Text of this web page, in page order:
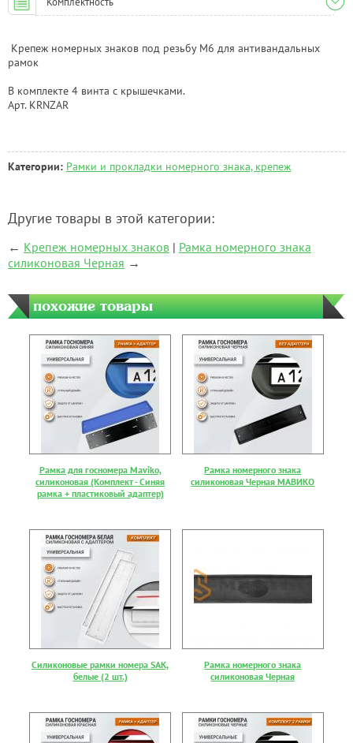
Крепеж номерных знаков под резьбу М6 для антивандальных
рамок
В комплекте 4 винта с крышечками.
Арт. KRNZAR
Категории: Рамки и прокладки номерного знака, крепеж
Другие товары в этой категории:
← Крепеж номерных знаков | Рамка номерного знака
силиконовая Черная →
похожие товары
Рамка для госномера Maviko,
силиконовая (Комплект - Синяя
рамка + пластиковый адаптер)
Рамка номерного знака
силиконовая Черная МАВИКО
Силиконовые рамки номера SAK,
белые (2 шт.)
Рамка номерного знака
силиконовая Черная